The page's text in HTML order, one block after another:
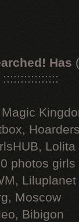
Has
Lolita
photos
Liluplanet
Moscow
Bibigon